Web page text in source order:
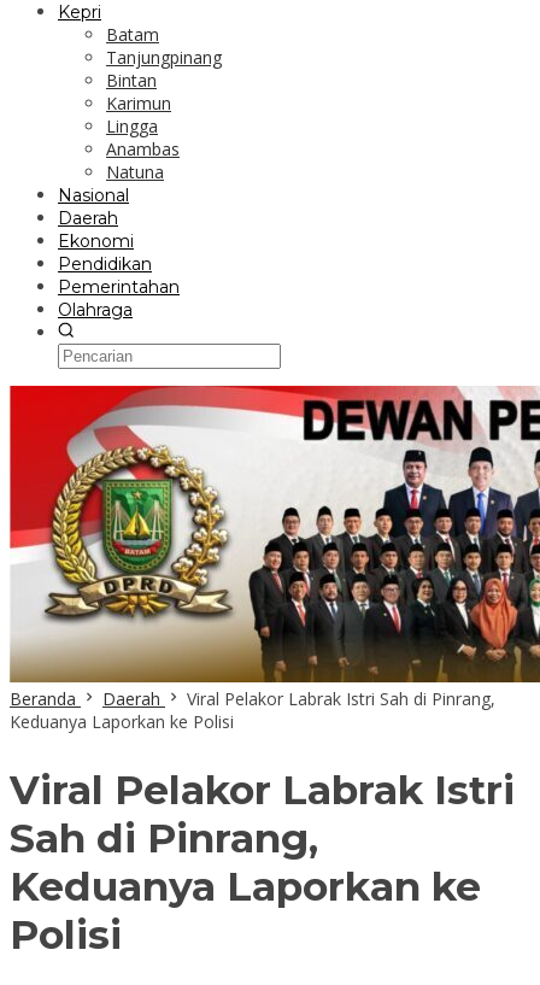
Kepri
Batam
Tanjungpinang
Bintan
Karimun
Lingga
Anambas
Natuna
Nasional
Daerah
Ekonomi
Pendidikan
Pemerintahan
Olahraga
Beranda Daerah
Viral Pelakor Labrak Istri Sah di Pinrang,
Keduanya Laporkan ke Polisi
Viral Pelakor Labrak Istri
Sah di Pinrang,
Keduanya Laporkan ke
Polisi